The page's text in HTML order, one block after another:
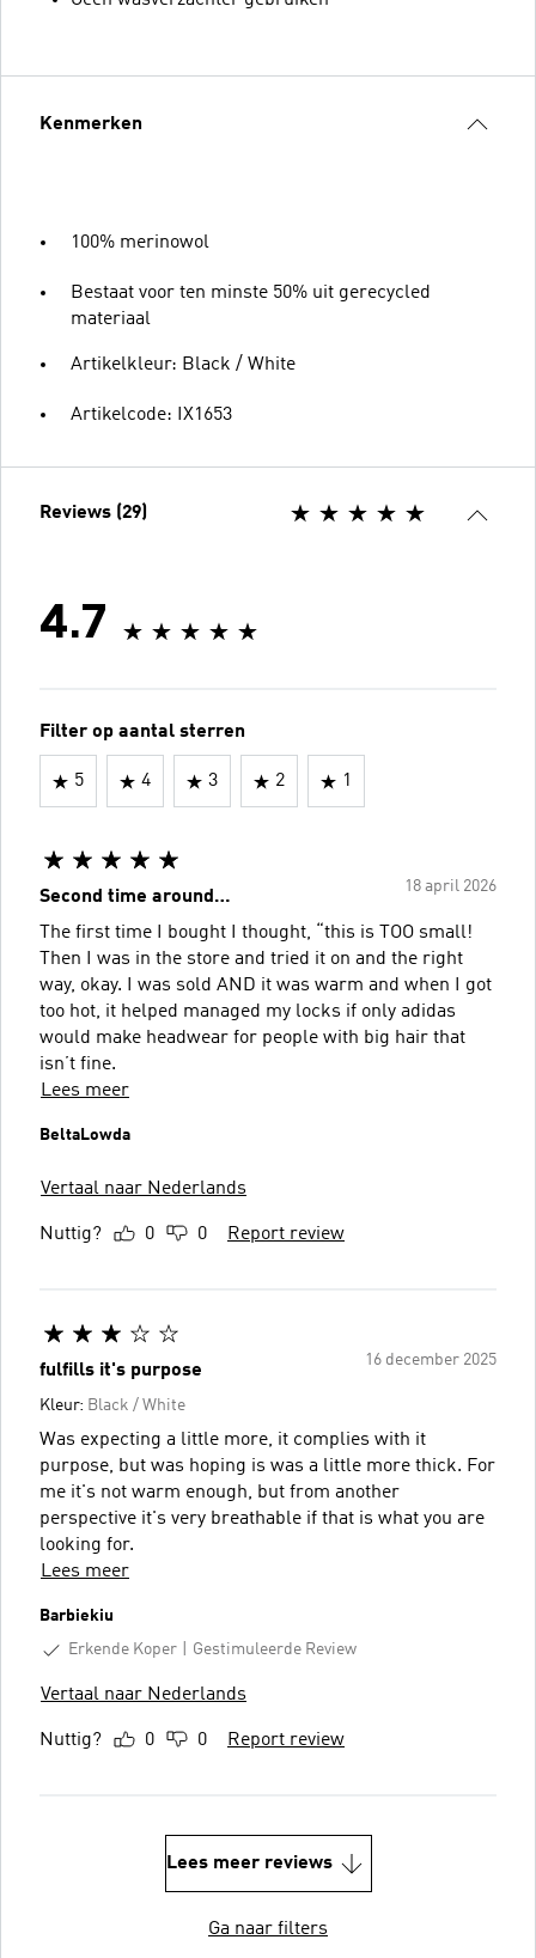
Kenmerken
100% merinowol
Bestaat voor ten minste 50% uit gerecycled
materiaal
Artikelkleur: Black / White
Artikelcode: IX1653
Reviews (29)
4.7
Filter op aantal sterren
5 4 3 2 1
18 april 2026
Second time around…
The first time I bought I thought, “this is TOO small!
Then I was in the store and tried it on and the right
way, okay. I was sold AND it was warm and when I got
too hot, it helped managed my locks if only adidas
would make headwear for people with big hair that
isn’t fine.
Lees meer
BeltaLowda
Vertaal naar Nederlands
Nuttig? 0 0 Report review
16 december 2025
fulfills it's purpose
Kleur: Black / White
Was expecting a little more, it complies with it
purpose, but was hoping is was a little more thick. For
me it's not warm enough, but from another
perspective it's very breathable if that is what you are
looking for.
Lees meer
Barbiekiu
Erkende Koper
Gestimuleerde Review
Vertaal naar Nederlands
Nuttig? 0 0 Report review
Lees meer reviews
Ga naar filters